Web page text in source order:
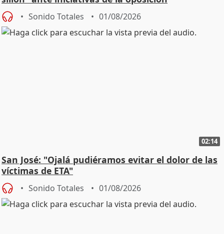
Sonido Totales 01/08/2026
02:14
San José: "Ojalá pudiéramos evitar el dolor de las
víctimas de ETA"
Sonido Totales 01/08/2026